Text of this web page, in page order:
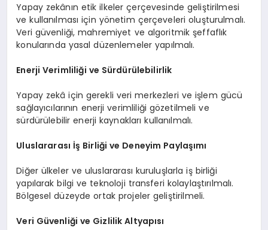
Yapay zekânın etik ilkeler çerçevesinde geliştirilmesi
ve kullanılması için yönetim çerçeveleri oluşturulmalı.
Veri güvenliği, mahremiyet ve algoritmik şeffaflık
konularında yasal düzenlemeler yapılmalı.
Enerji Verimliliği ve Sürdürülebilirlik
Yapay zekâ için gerekli veri merkezleri ve işlem gücü
sağlayıcılarının enerji verimliliği gözetilmeli ve
sürdürülebilir enerji kaynakları kullanılmalı.
Uluslararası İş Birliği ve Deneyim Paylaşımı
Diğer ülkeler ve uluslararası kuruluşlarla iş birliği
yapılarak bilgi ve teknoloji transferi kolaylaştırılmalı.
Bölgesel düzeyde ortak projeler geliştirilmeli.
Veri Güvenliği ve Gizlilik Altyapısı